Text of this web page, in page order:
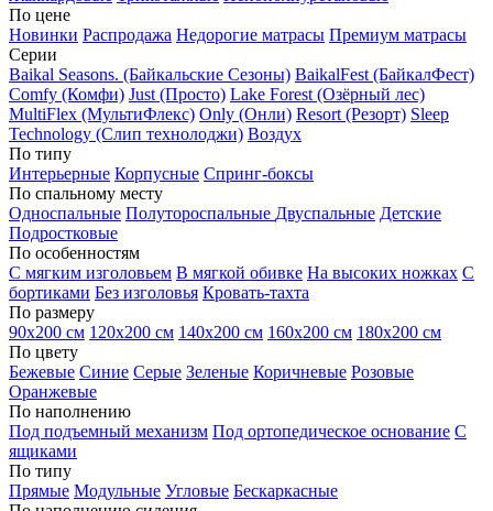
По цене
Новинки Распродажа Недорогие матрасы Премиум матрасы
Серии
Baikal Seasons. (Байкальские Сезоны) BaikalFest (БайкалФест)
Comfy (Комфи) Just (Просто) Lake Forest (Озёрный лес)
MultiFlex (МультиФлекс) Only (Онли) Resort (Резорт) Sleep
Technology (Слип технолоджи) Воздух
По типу
Интерьерные Корпусные Спринг-боксы
По спальному месту
Односпальные Полутороспальные Двуспальные Детские
Подростковые
По особенностям
С мягким изголовьем В мягкой обивке На высоких ножках С
бортиками Без изголовья Кровать-тахта
По размеру
90х200 см 120х200 см 140х200 см 160х200 см 180х200 см
По цвету
Бежевые Синие Серые Зеленые Коричневые Розовые
Оранжевые
По наполнению
Под подъемный механизм Под ортопедическое основание С
ящиками
По типу
Прямые Модульные Угловые Бескаркасные